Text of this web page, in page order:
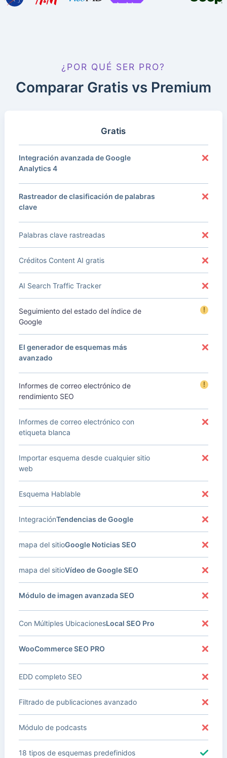
¿POR QUÉ SER PRO?
Comparar Gratis vs Premium
Gratis
Integración avanzada de Google
Analytics 4
Rastreador de clasificación de palabras
clave
Palabras clave rastreadas
Créditos Content AI gratis
AI Search Traffic Tracker
Seguimiento del estado del índice de
Google
!
El generador de esquemas más
avanzado
Informes de correo electrónico de
rendimiento SEO
!
Informes de correo electrónico con
etiqueta blanca
Importar esquema desde cualquier sitio
web
Esquema Hablable
Tendencias de Google
Integración
Google Noticias SEO
mapa del sitio
Vídeo de Google SEO
mapa del sitio
Módulo de imagen avanzada SEO
Local SEO Pro
Con Múltiples Ubicaciones
WooCommerce SEO PRO
EDD completo SEO
Filtrado de publicaciones avanzado
Módulo de podcasts
18 tipos de esquemas predefinidos